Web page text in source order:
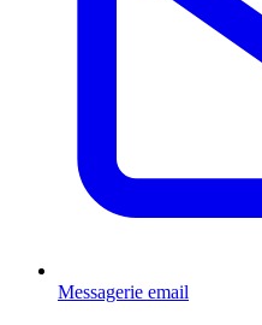
Messagerie email